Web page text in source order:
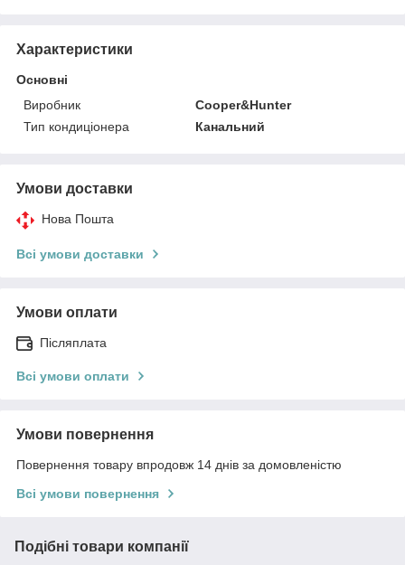
Характеристики
Основні
Виробник
Cooper&Hunter
Тип кондиціонера
Канальний
Умови доставки
Нова Пошта
Всі умови доставки
Умови оплати
Післяплата
Всі умови оплати
Умови повернення
Повернення товару впродовж 14 днів за домовленістю
Всі умови повернення
Подібні товари компанії